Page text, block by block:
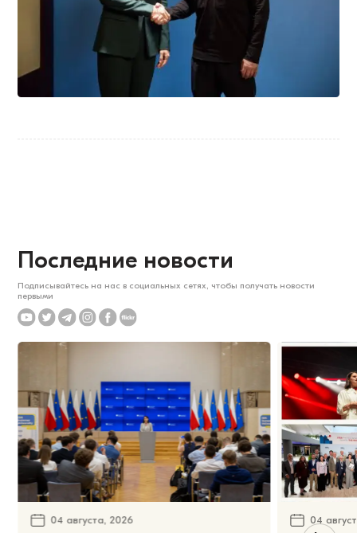
Последние новости
Подписывайтесь на нас в социальных сетях, чтобы получать новости
первыми
04 августа, 2026 04